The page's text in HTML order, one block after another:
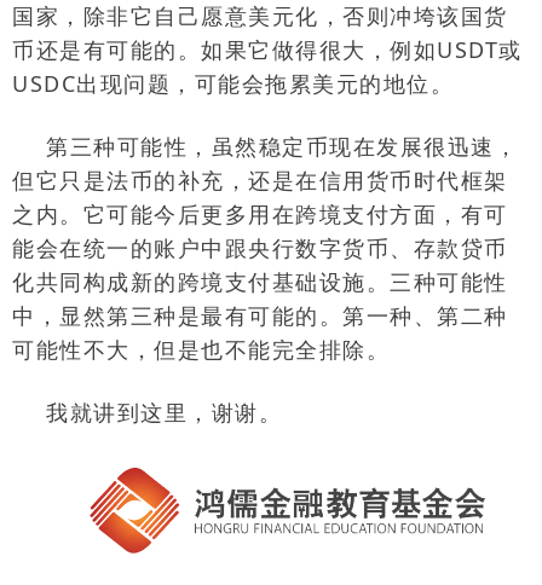
国家，除非它自己愿意美元化，否则冲垮该国货
币还是有可能的。如果它做得很大，例如USDT或
USDC出现问题，可能会拖累美元的地位。
第三种可能性，虽然稳定币现在发展很迅速，
但它只是法币的补充，还是在信用货币时代框架
之内。它可能今后更多用在跨境支付方面，有可
能会在统一的账户中跟央行数字货币、存款贷币
化共同构成新的跨境支付基础设施。三种可能性
中，显然第三种是最有可能的。第一种、第二种
可能性不大，但是也不能完全排除。
我就讲到这里，谢谢。